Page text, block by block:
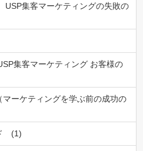
USP集客マーケティングの失敗の
集客マーケティング お客様の
マーケティングを学ぶ前の成功の
(1)